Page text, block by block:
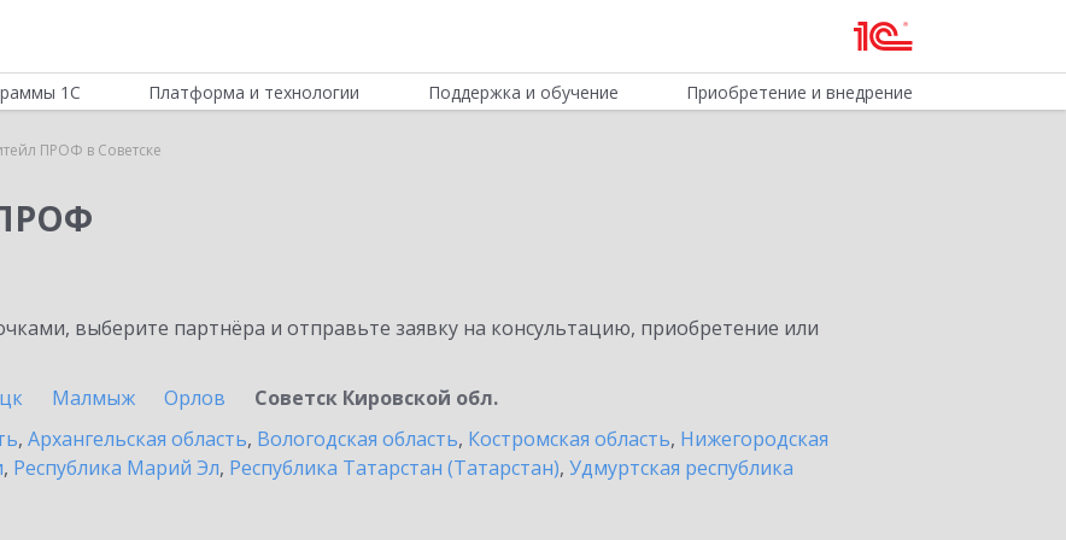
1С Платформа и технологии Поддержка и обучение Приобретение и внедрение
ПРОФ в Советске
выберите партнёра и отправьте заявку на консультацию, приобретение или
Малмыж Орлов
Советск Кировской обл.
, Архангельская область, Вологодская область, Костромская область, Нижегородская
, Республика Марий Эл, Республика Татарстан (Татарстан), Удмуртская республика